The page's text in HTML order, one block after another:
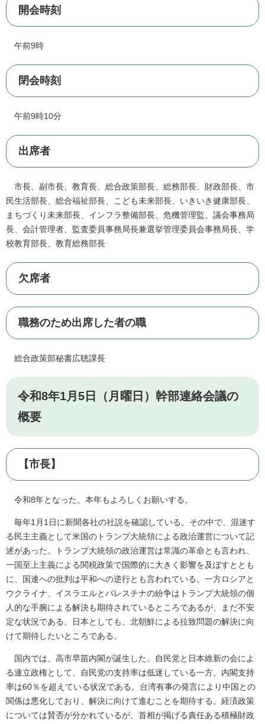
開会時刻
午前9時
閉会時刻
午前9時10分
出席者
市長、副市長、教育長、総合政策部長、総務部長、財政部長、市
民生活部長、総合福祉部長、こども未来部長、いきいき健康部長、
まちづくり未来部長、インフラ整備部長、危機管理監、議会事務局
長、会計管理者、監査委員事務局長兼選挙管理委員会事務局長、学
校教育部長、教育総務部長
欠席者
職務のため出席した者の職
総合政策部秘書広聴課長
令和8年1月5日（月曜日）幹部連絡会議の
概要
【市長】
令和8年となった。本年もよろしくお願いする。
毎年1月1日に新聞各社の社説を確認している。その中で、混迷す
る民主主義として米国のトランプ大統領による政治運営について記
述があった。トランプ大統領の政治運営は常識の革命とも言われ、
一国至上主義による関税政策で国際的に大きく影響を及ぼすととも
に、国連への批判は平和への逆行とも言われている。一方ロシアと
ウクライナ、イスラエルとパレスチナの紛争はトランプ大統領の個
人的な手腕による解決も期待されているところであるが、まだ不安
定な状況である。日本としても、北朝鮮による拉致問題の解決に向
けて期待したいところである。
国内では、高市早苗内閣が誕生した。自民党と日本維新の会によ
る連立政権として、自民党の支持率は低迷している一方、内閣支持
率は60％を超えている状況である。台湾有事の発言により中国との
関係は悪化しており、解決に向けて進むことを期待する。経済政策
については賛否が分かれているが、首相が掲げる責任ある積極財政